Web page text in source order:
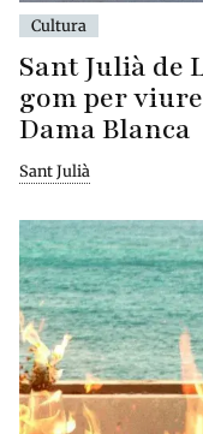
Cultura
Sant Julià de
gom per
Dama Blanca
Sant Julià